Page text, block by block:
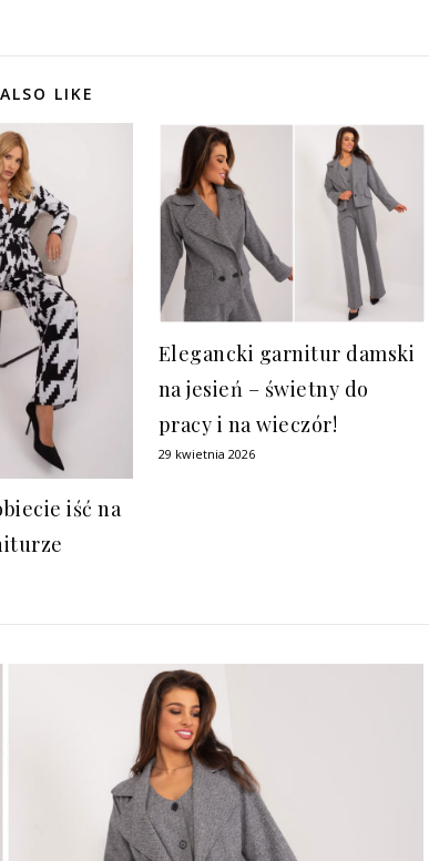
LIKE
iść na
Elegancki garnitur damski
na jesień – świetny do
pracy i na wieczór!
29 kwietnia 2026